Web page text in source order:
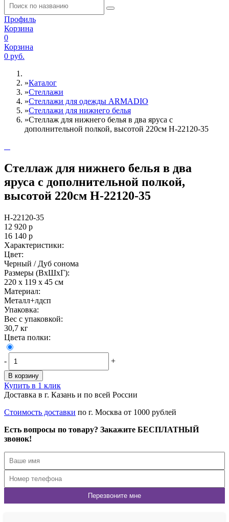
Профиль
Корзина
0
Корзина
0 руб.
»Каталог
»Стеллажи
»Cтеллажи для одежды ARMADIO
»Стеллажи для нижнего белья
»Стеллаж для нижнего белья в два яруса с
дополнительной полкой, высотой 220см Н-22120-35
Стеллаж для нижнего белья в два
яруса с дополнительной полкой,
высотой 220см Н-22120-35
Н-22120-35
12 920 р
16 140 р
Характеристики:
Цвет:
Черный / Дуб сонома
Размеры (ВxШxГ):
220 x 119 x 45 см
Материал:
Металл+лдсп
Упаковка:
Вес с упаковкой:
30,7 кг
Цвета полки:
- +
В корзину
Купить в 1 клик
Доставка в г. Казань и по всей России
Стоимость доставки по г. Москва от 1000 рублей
Есть вопросы по товару? Закажите БЕСПЛАТНЫЙ
звонок!